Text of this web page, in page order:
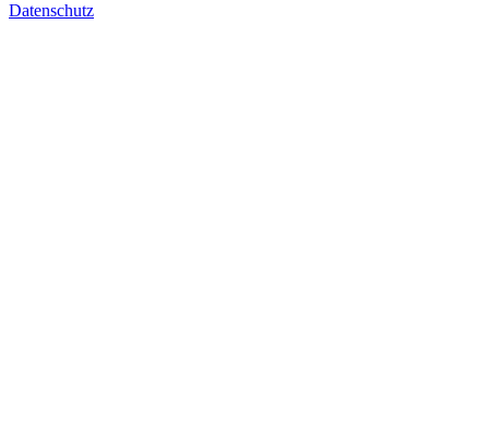
Datenschutz